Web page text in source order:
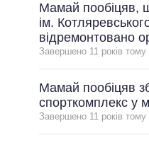
Мамай пообіцяв,
ім.
відремонтовано
Завершено 11 рокiв тому
Мамай пообіцяв
спорткомплекс у
Завершено 11 рокiв тому